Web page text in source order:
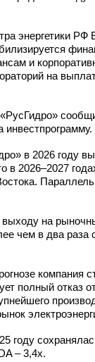
энергетики
и
на
инвестпрограмму.
в 2026 году
в 2026–2027
на
чем в два раза
компания
полный отказ
году
– 3,4x.